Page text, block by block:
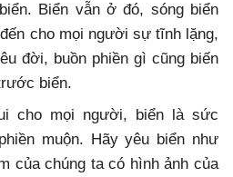
Biển vẫn ở đó, sóng biển
cho mọi người sự tĩnh lặng,
đời, buồn phiền gì cũng biến
biển.
cho mọi người, biển là sức
muộn. Hãy yêu biển như
của chúng ta có hình ảnh của